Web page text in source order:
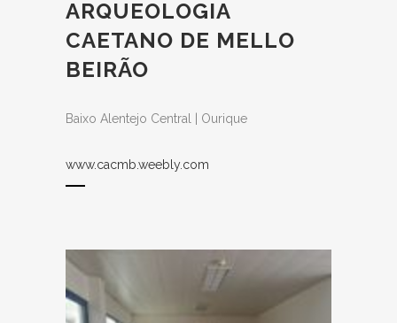
ARQUEOLOGIA
CAETANO DE MELLO
BEIRÃO
Baixo Alentejo Central | Ourique
www.cacmb.weebly.com